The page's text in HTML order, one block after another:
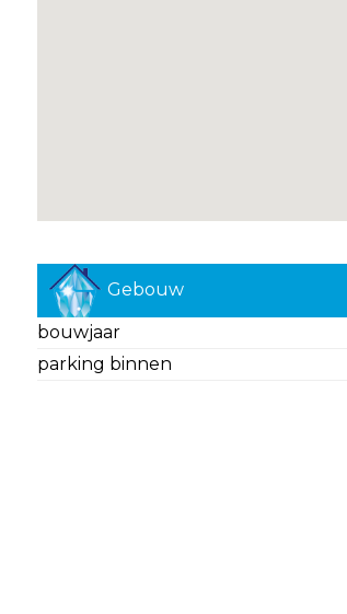
Gebouw
bouwjaar
parking binnen